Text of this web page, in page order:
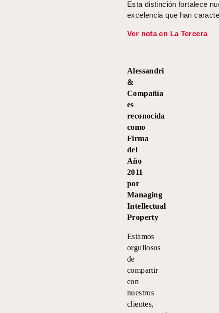
Esta distinción fortalece
excelencia que han
Ver nota en La Tercera
Alessandri
&
Compañía
es
reconocida
como
Firma
del
Año
2011
por
Managing
Intellectual
Property
Estamos
orgullosos
de
compartir
con
nuestros
clientes,